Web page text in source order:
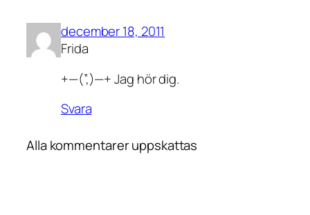
december 18, 2011
Frida
+—(”,)—+ Jag hör dig.
Svara
Alla kommentarer uppskattas